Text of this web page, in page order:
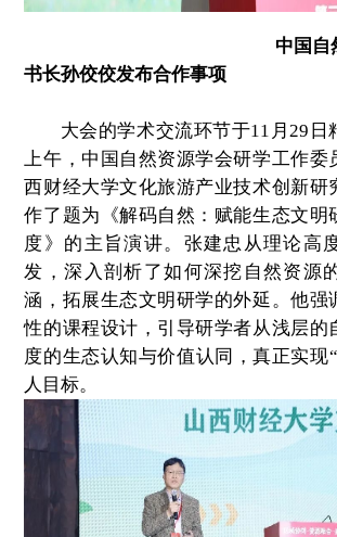
中国自然资源
书长孙佼佼发布合作事项
大会的学术交流环节于11月29日
上午，中国自然资源学会研学工作委
西财经大学文化旅游产业技术创新研
作了题为《解码自然：赋能生态文明
度》的主旨演讲。张建忠从理论高
发，深入剖析了如何深挖自然资源
涵，拓展生态文明研学的外延。他强
性的课程设计，引导研学者从浅层的
度的生态认知与价值认同，真正实现
人目标。